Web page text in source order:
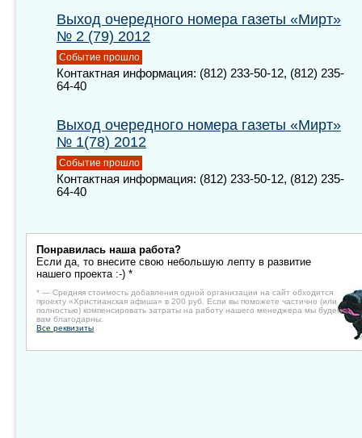
Выход очередного номера газеты «Мирт»
№ 2 (79) 2012
Событие прошло
Контактная информация: (812) 233-50-12, (812) 235-
64-40
Выход очередного номера газеты «Мирт»
№ 1(78) 2012
Событие прошло
Контактная информация: (812) 233-50-12, (812) 235-
64-40
Понравилась наша работа?
Если да, то внесите свою небольшую лепту в развитие
нашего проекта :-) *
* — Средняя стоимость добавления одной организации на сайт обходится
проекту «Христианская афиша» в 200 руб. Если вы поможете частично (или
полностью) компенсировать затраты на работу нашего менеджера мы будем
вам благодарны.
Все реквизиты